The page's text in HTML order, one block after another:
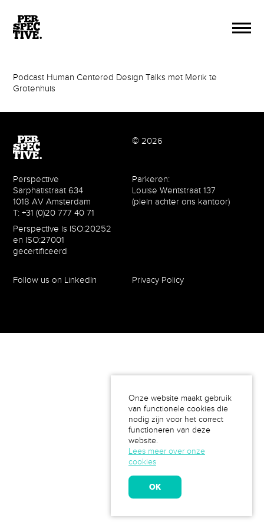
Onze website maakt gebruik
van functionele cookies die
nodig zijn voor het correct
functioneren van deze
website.
Lees meer over onze
cookies
OK
Podcast Human Centered Design Talks met Merik te
Grotenhuis
© 2026
Perspective
Sarphatistraat 634
1018 AV Amsterdam
T: +31 (0)20 777 40 71
Perspective is ISO:20252
en ISO:27001
gecertificeerd
Parkeren:
Louise Wentstraat 137
(plein achter ons kantoor)
Follow us on LinkedIn Privacy Policy